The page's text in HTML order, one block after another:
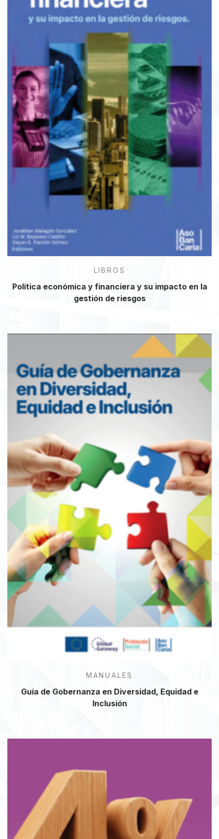
LIBROS
Política económica y financiera y su impacto en la
gestión de riesgos
MANUALES
Guía de Gobernanza en Diversidad, Equidad e
Inclusión